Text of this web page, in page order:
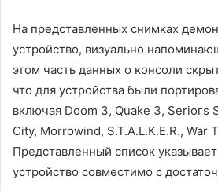
На представленных снимках
устройство, визуально
этом часть данных о консоли
что для устройства были
включая Doom 3, Quake 3, Serioгs
City, Morrowind, S.T.A.L.K.E.R., War
Представленный список
устройство совместимо с